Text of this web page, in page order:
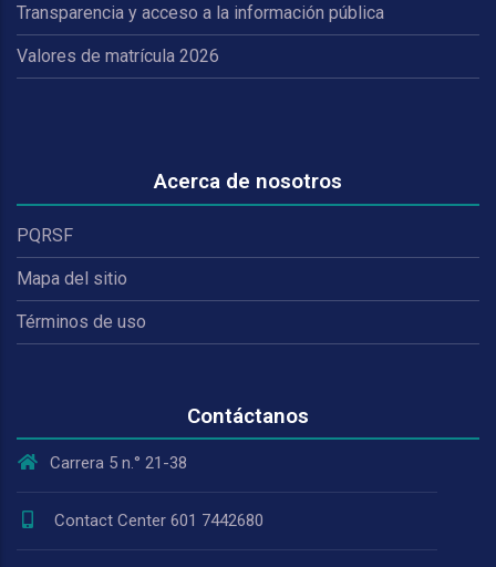
Transparencia y acceso a la información pública
Valores de matrícula 2026
Acerca de nosotros
PQRSF
Mapa del sitio
Términos de uso
Contáctanos
Carrera 5 n.° 21-38
Contact Center 601 7442680